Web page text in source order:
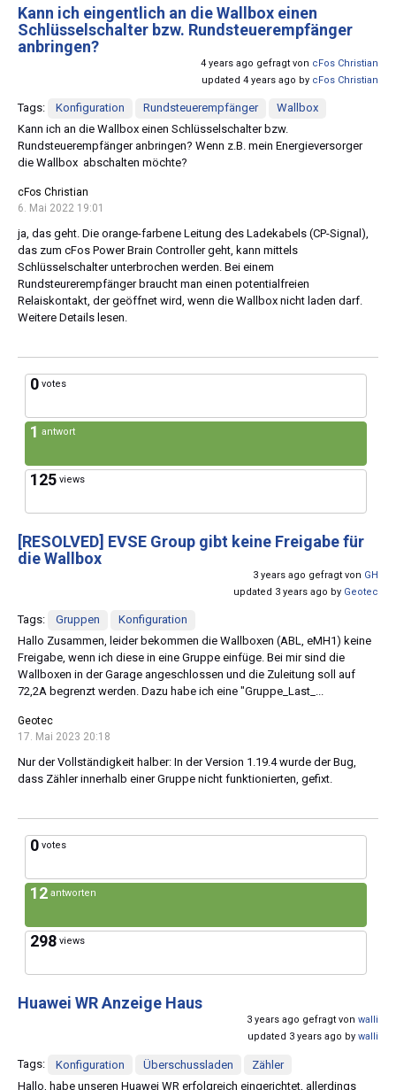
Kann ich eingentlich an die Wallbox einen
Schlüsselschalter bzw. Rundsteuerempfänger
anbringen?
4 years ago gefragt von cFos Christian
updated 4 years ago by cFos Christian
Tags: Konfiguration Rundsteuerempfänger
Wallbox
Kann ich an die Wallbox einen Schlüsselschalter bzw.
Rundsteuerempfänger anbringen? Wenn z.B. mein Energieversorger
die Wallbox abschalten möchte?
cFos Christian
6. Mai 2022 19:01
ja, das geht. Die orange-farbene Leitung des Ladekabels (CP-Signal),
das zum cFos Power Brain Controller geht, kann mittels
Schlüsselschalter unterbrochen werden. Bei einem
Rundsteurerempfänger braucht man einen potentialfreien
Relaiskontakt, der geöffnet wird, wenn die Wallbox nicht laden darf.
Weitere Details lesen.
0 votes
1 antwort
125 views
[RESOLVED] EVSE Group gibt keine Freigabe für
die Wallbox
3 years ago gefragt von GH
updated 3 years ago by Geotec
Tags: Gruppen
Konfiguration
Hallo Zusammen, leider bekommen die Wallboxen (ABL, eMH1) keine
Freigabe, wenn ich diese in eine Gruppe einfüge. Bei mir sind die
Wallboxen in der Garage angeschlossen und die Zuleitung soll auf
72,2A begrenzt werden. Dazu habe ich eine "Gruppe_Last_...
Geotec
17. Mai 2023 20:18
Nur der Vollständigkeit halber: In der Version 1.19.4 wurde der Bug,
dass Zähler innerhalb einer Gruppe nicht funktionierten, gefixt.
0 votes
12 antworten
298 views
Huawei WR Anzeige Haus
3 years ago gefragt von walli
updated 3 years ago by walli
Tags: Konfiguration Überschussladen
Zähler
Hallo, habe unseren Huawei WR erfolgreich eingerichtet, allerdings